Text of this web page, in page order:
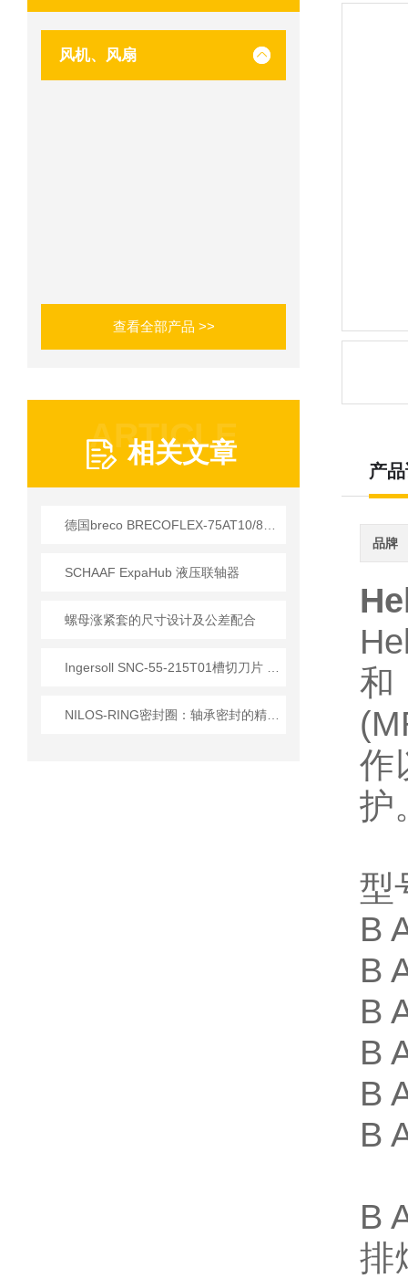
风机、风扇
查看全部产品 >>
ARTICLE
相关文章
SCHAAF ExpaHub 液压联轴器
螺母涨紧套的尺寸设计及公差配合
产
品牌
和
作
护
型
B
B
B
B
B
B
B
排